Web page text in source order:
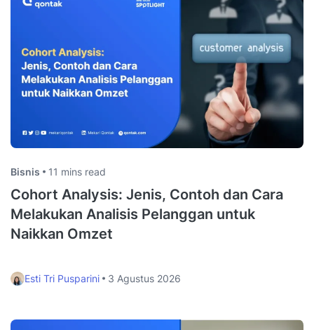
Dapatkan kurasi newsletter terkait sales dan marketing
Subscribe
Artikel terkait Lihat lainnya →